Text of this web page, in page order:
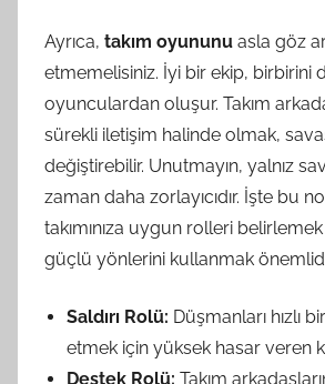
Ayrıca, takım oyununu asla göz
etmemelisiniz. İyi bir ekip, birbirini
oyunculardan oluşur. Takım
sürekli iletişim halinde olmak,
değiştirebilir. Unutmayın, yalnız
zaman daha zorlayıcıdır. İşte bu
takımınıza uygun rolleri
güçlü yönlerini kullanmak
Saldırı Rolü: Düşmanları hızlı
etmek için yüksek hasar veren
Destek Rolü: Takım